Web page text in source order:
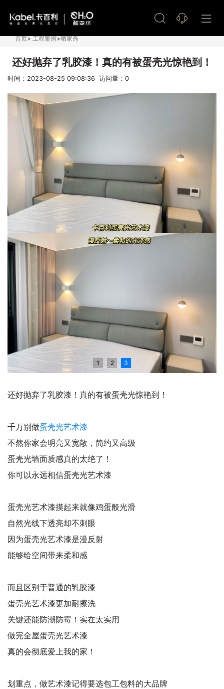
首页>工程案例>晒家秀
还好抛弃了乳胶漆！真的有被蛋壳光惊艳到！
时间：2023-08-25 09:08:36 访问量： 0
1 2 3
还好抛弃了乳胶漆！真的有被蛋壳光惊艳到！
千万别做蛋壳光艺术漆
不然你家会明亮又宽敞，简约又高级
蛋壳光墙面质感真的太绝了！
你可以永远相信蛋壳光艺术漆
蛋壳光艺术漆摸起来就像鸡蛋般光滑
自然光线下透亮却不刺眼
因为蛋壳光艺术漆是漫反射
能够给空间带来柔和感
而且区别于普通的乳胶漆
蛋壳光艺术漆更加耐擦洗
关键还能防潮防霉！实在太实用
做完全屋蛋壳光艺术漆
真的会彻底爱上我的家！
划重点，做艺术漆记得要选包工包料的大品牌